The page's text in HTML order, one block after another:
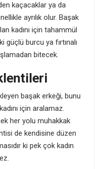
kaçacaklar ya da
ayrılık olur. Başak
kadını için tahammül
güçlü burcu ya fırtınalı
bitecek.
başak erkeği, bunu
için aralamaz.
her yolu muhakkak
de kendisine düzen
ki pek çok kadın